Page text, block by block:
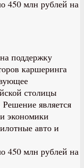
поддержку
каршеринга
столицы
является
экономики
авто и